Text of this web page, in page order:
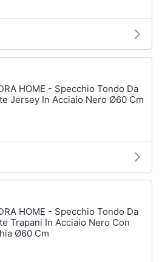
HOME - Specchio Tondo Da
Jersey In Acciaio Nero Ø60 Cm
HOME - Specchio Tondo Da
Trapani In Acciaio Nero Con
Ø60 Cm